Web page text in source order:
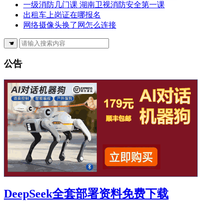
一级消防几门课 湖南卫视消防安全第一课
出租车上岗证在哪报名
网络摄像头换了网怎么连接
☚
公告
DeepSeek全套部署资料免费下载